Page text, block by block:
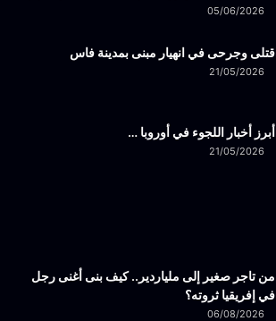
05/06/2026
قتلى وجرحى في انهيار مبنى بمدينة فاس
21/05/2026
أبرز أخبار اللجوء في أوروبا …
21/05/2026
من تاجر صغير إلى ملياردير.. كيف بنى أغنى رجل
في إفريقيا ثروته؟
06/08/2026